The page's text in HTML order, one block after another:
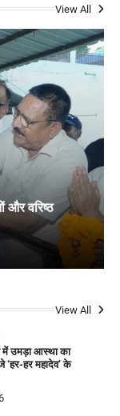
View All
और वरिष्ठ
View All
में उमड़ा आस्था का
‘हर-हर महादेव’ के